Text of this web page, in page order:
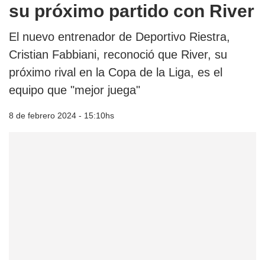
su próximo partido con River
El nuevo entrenador de Deportivo Riestra,
Cristian Fabbiani, reconoció que River, su
próximo rival en la Copa de la Liga, es el
equipo que "mejor juega"
8 de febrero 2024 - 15:10hs